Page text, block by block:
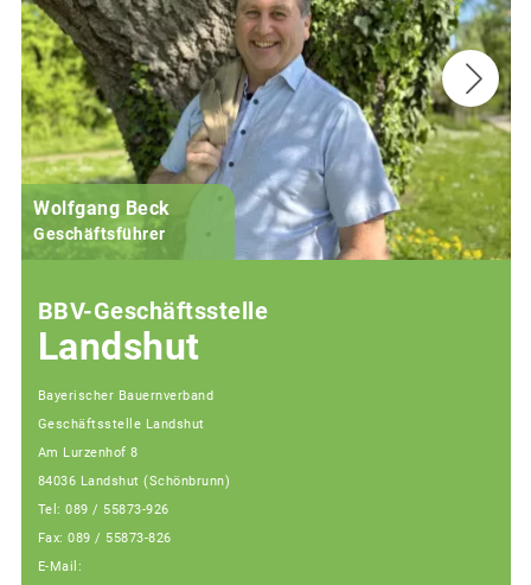
Wolfgang Beck
Geschäftsführer
BBV-Geschäftsstelle
Landshut
Bayerischer Bauernverband
Geschäftsstelle Landshut
Am Lurzenhof 8
84036 Landshut (Schönbrunn)
Tel: 089 / 55873-926
Fax: 089 / 55873-826
E-Mail: